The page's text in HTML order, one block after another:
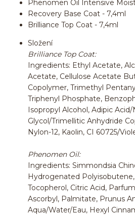
Phenomen Oil Intensive
Recovery Base Coat - 7,4ml
Brilliance Top Coat - 7,4ml
Složení
Brilliance Top Coat:
Ingredients: Ethyl Acetate,
Acetate, Cellulose Acetate
Copolymer, Trimethyl
Triphenyl Phosphate,
Isopropyl Alcohol, Adipic
Glycol/Trimellitic Anhydride
Nylon-12, Kaolin, CI 60725/
Phenomen Oil:
Ingredients: Simmondsia
Hydrogenated Polyisobutene,
Tocopherol, Citric Acid,
Ascorbyl, Palmitate, Prunus
Aqua/Water/Eau, Hexyl